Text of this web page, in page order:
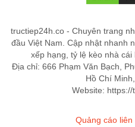
tructiep24h.co - Chuyên trang
đầu Việt Nam. Cập nhật nhanh
xếp hạng, tỷ lệ kèo nhà cái
Địa chỉ: 666 Phạm Văn Bạch,
Hồ Chí
Website:
Quảng cáo